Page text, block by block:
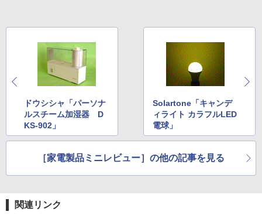
ドウシシャ「パーソナ
ルスチーム加湿器 D
KS-902」
Solartone「キャンデ
ィライト カラフルLED
電球」
［家電製品ミニレビュー］の他の記事を見る
関連リンク